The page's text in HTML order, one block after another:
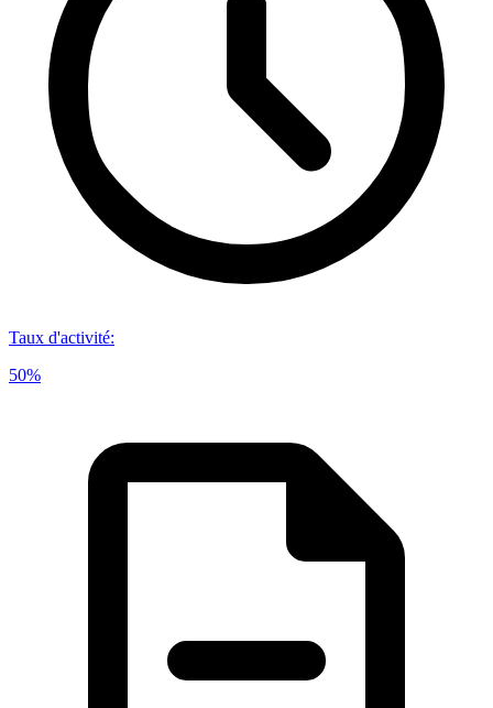
Taux d'activité:
50%